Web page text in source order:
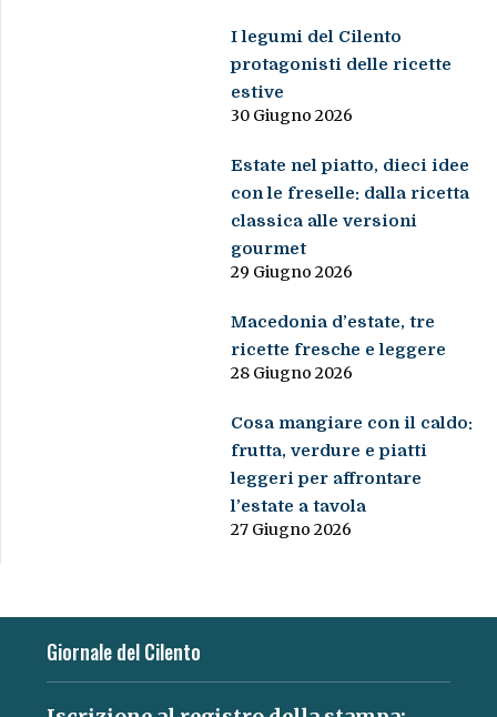
I legumi del Cilento
protagonisti delle ricette
estive
30 Giugno 2026
Estate nel piatto, dieci idee
con le freselle: dalla ricetta
classica alle versioni
gourmet
29 Giugno 2026
Macedonia d’estate, tre
ricette fresche e leggere
28 Giugno 2026
Cosa mangiare con il caldo:
frutta, verdure e piatti
leggeri per affrontare
l’estate a tavola
27 Giugno 2026
Giornale del Cilento